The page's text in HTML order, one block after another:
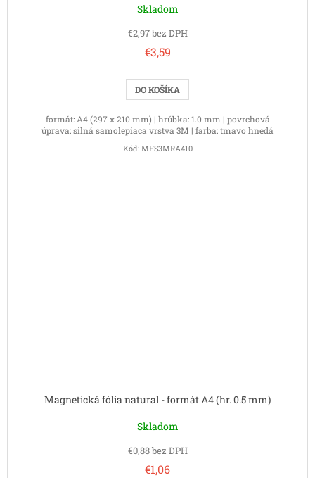
Skladom
€2,97 bez DPH
€3,59
DO KOŠÍKA
formát: A4 (297 x 210 mm) | hrúbka: 1.0 mm | povrchová
úprava: silná samolepiaca vrstva 3M | farba: tmavo hnedá
Kód: MFS3MRA410
Magnetická fólia natural - formát A4 (hr. 0.5 mm)
Skladom
€0,88 bez DPH
€1,06